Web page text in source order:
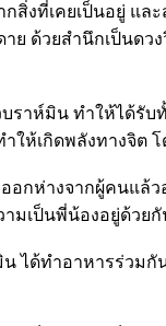
สิ่งที่เคยเป็นอยู่ แ
าย ด้วยสำนึกเป็น
าห์มิน ทำให้ได้รับ
ให้เกิดพลังทางจิต
อกห่างจากผู้คนแล้
มเป็นพี่น้องอยู่ด้วย
ได้ทำอาหารร่วม